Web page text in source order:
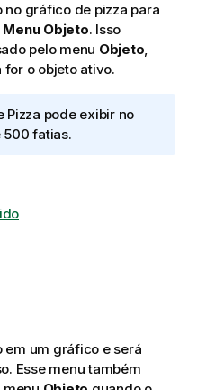
no gráfico de pizza para
Objeto. Isso
pelo menu Objeto,
o objeto ativo.
Pizza pode exibir no
500 fatias.
em um gráfico e será
Esse menu também